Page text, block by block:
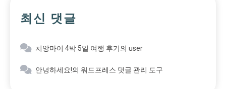
최신 댓글
치앙마이 4박 5일 여행 후기의 user
안녕하세요!의 워드프레스 댓글 관리 도구